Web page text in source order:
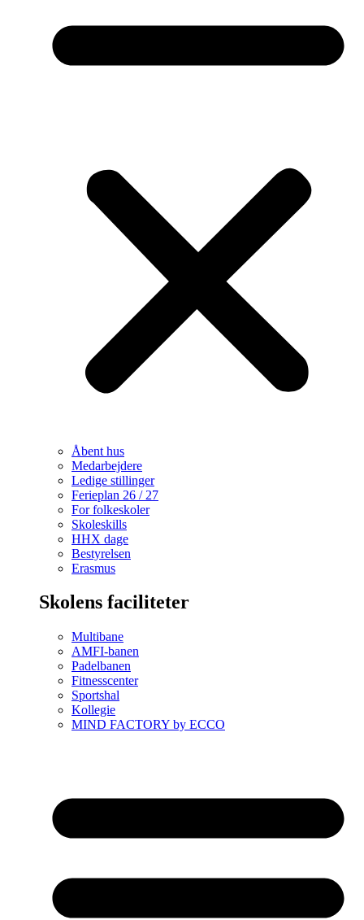
Åbent hus
Medarbejdere
Ledige stillinger
Ferieplan 26 / 27
For folkeskoler
Skoleskills
HHX dage
Bestyrelsen
Erasmus
Skolens faciliteter
Multibane
AMFI-banen
Padelbanen
Fitnesscenter
Sportshal
Kollegie
MIND FACTORY by ECCO